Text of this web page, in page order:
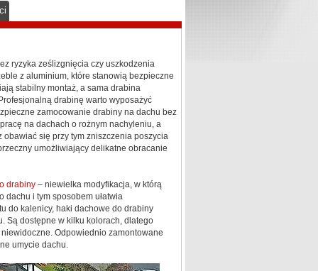
ryzyka ześlizgnięcia czy uszkodzenia
z aluminium, które stanowią bezpieczne
stabilny montaż, a sama drabina
drabinę warto wyposażyć
zamocowanie drabiny na dachu bez
na dachach o rożnym nachyleniu, a
się przy tym zniszczenia poszycia
umożliwiający delikatne obracanie
drabiny– niewielka modyfikacja, w którą
i tym sposobem ułatwia
do kalenicy, haki dachowe do drabiny
Są dostępne w kilku kolorach, dlatego
Odpowiednio zamontowane
umycie dachu.